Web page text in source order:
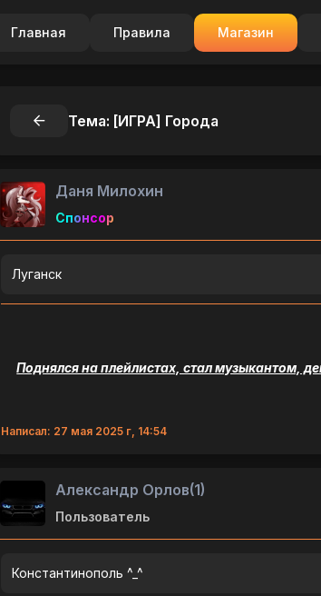
Главная Правила Магазин
Тема: [ИГРА] Города
Даня Милохин
Спонсор
Луганск
Поднялся на плейлистах, стал музыкантом,
Написал: 27 мая 2025 г, 14:54
Александр Орлов(1)
Пользователь
Константинополь ^_^